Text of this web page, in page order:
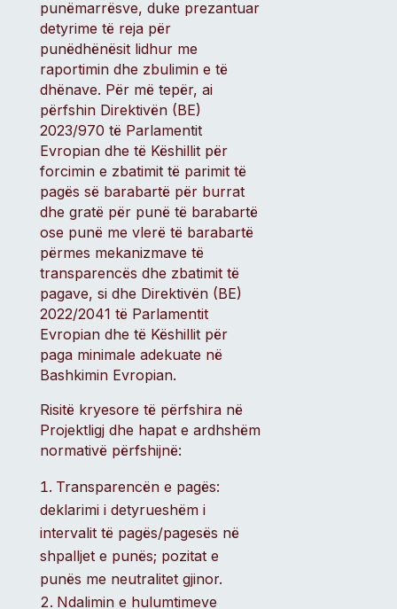
punëmarrësve, duke prezantuar
detyrime të reja për
punëdhënësit lidhur me
raportimin dhe zbulimin e të
dhënave. Për më tepër, ai
përfshin Direktivën (BE)
2023/970 të Parlamentit
Evropian dhe të Këshillit për
forcimin e zbatimit të parimit të
pagës së barabartë për burrat
dhe gratë për punë të barabartë
ose punë me vlerë të barabartë
përmes mekanizmave të
transparencës dhe zbatimit të
pagave, si dhe Direktivën (BE)
2022/2041 të Parlamentit
Evropian dhe të Këshillit për
paga minimale adekuate në
Bashkimin Evropian.
Risitë kryesore të përfshira në
Projektligj dhe hapat e ardhshëm
normativë përfshijnë:
Transparencën e pagës:
deklarimi i detyrueshëm i
intervalit të pagës/pagesës në
shpalljet e punës; pozitat e
punës me neutralitet gjinor.
Ndalimin e hulumtimeve